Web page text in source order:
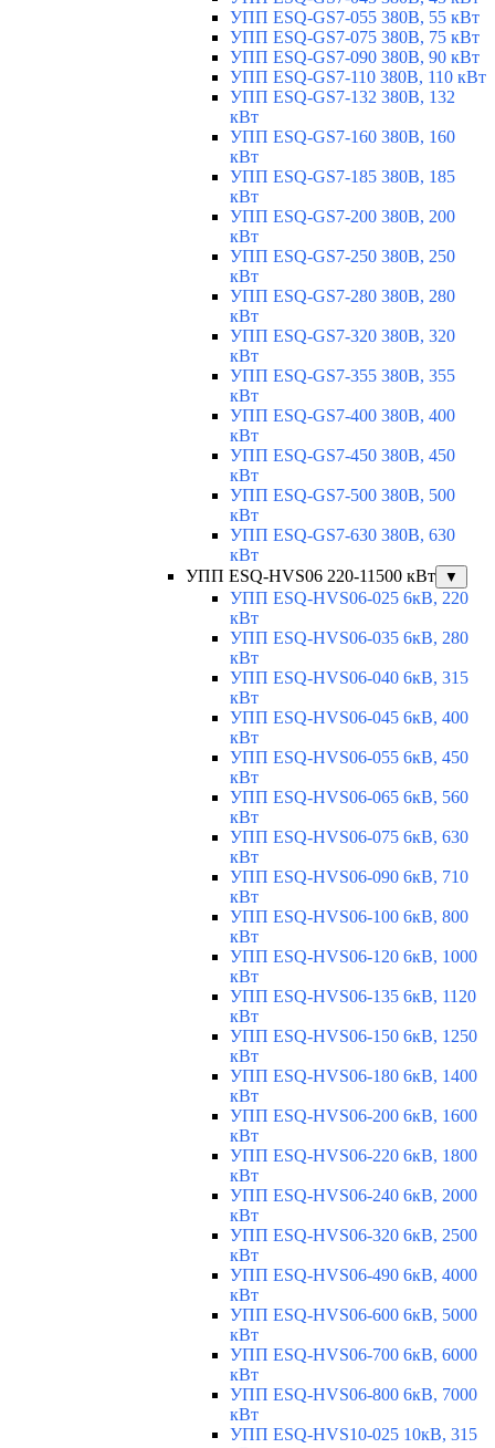
УПП ESQ-GS7-055 380В, 55 кВт
УПП ESQ-GS7-075 380В, 75 кВт
УПП ESQ-GS7-090 380В, 90 кВт
УПП ESQ-GS7-110 380В, 110 кВт
УПП ESQ-GS7-132 380В, 132
кВт
УПП ESQ-GS7-160 380В, 160
кВт
УПП ESQ-GS7-185 380В, 185
кВт
УПП ESQ-GS7-200 380В, 200
кВт
УПП ESQ-GS7-250 380В, 250
кВт
УПП ESQ-GS7-280 380В, 280
кВт
УПП ESQ-GS7-320 380В, 320
кВт
УПП ESQ-GS7-355 380В, 355
кВт
УПП ESQ-GS7-400 380В, 400
кВт
УПП ESQ-GS7-450 380В, 450
кВт
УПП ESQ-GS7-500 380В, 500
кВт
УПП ESQ-GS7-630 380В, 630
кВт
УПП ESQ-HVS06 220-11500 кВт
▼
УПП ESQ-HVS06-025 6кВ, 220
кВт
УПП ESQ-HVS06-035 6кВ, 280
кВт
УПП ESQ-HVS06-040 6кВ, 315
кВт
УПП ESQ-HVS06-045 6кВ, 400
кВт
УПП ESQ-HVS06-055 6кВ, 450
кВт
УПП ESQ-HVS06-065 6кВ, 560
кВт
УПП ESQ-HVS06-075 6кВ, 630
кВт
УПП ESQ-HVS06-090 6кВ, 710
кВт
УПП ESQ-HVS06-100 6кВ, 800
кВт
УПП ESQ-HVS06-120 6кВ, 1000
кВт
УПП ESQ-HVS06-135 6кВ, 1120
кВт
УПП ESQ-HVS06-150 6кВ, 1250
кВт
УПП ESQ-HVS06-180 6кВ, 1400
кВт
УПП ESQ-HVS06-200 6кВ, 1600
кВт
УПП ESQ-HVS06-220 6кВ, 1800
кВт
УПП ESQ-HVS06-240 6кВ, 2000
кВт
УПП ESQ-HVS06-320 6кВ, 2500
кВт
УПП ESQ-HVS06-490 6кВ, 4000
кВт
УПП ESQ-HVS06-600 6кВ, 5000
кВт
УПП ESQ-HVS06-700 6кВ, 6000
кВт
УПП ESQ-HVS06-800 6кВ, 7000
кВт
УПП ESQ-HVS10-025 10кВ, 315